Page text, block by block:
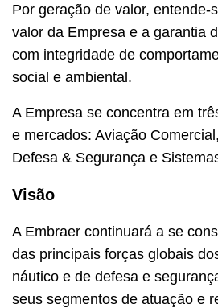
Por geração de valor, entende-
valor da Empresa e a garantia
com integridade de
social e ambiental.
A Empresa se concentra em
e mercados: Aviação
Defesa & Segurança e
Visão
A Embraer continuará a se
das principais forças globais
náutico e de defesa e
seus segmentos de atuação e